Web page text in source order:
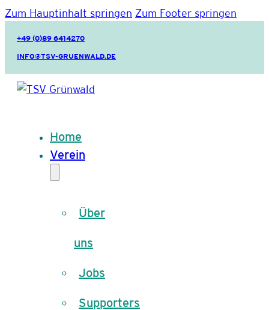
Zum Hauptinhalt springen Zum Footer springen
+49 (0)89 6414270
INFO@TSV-GRUENWALD.DE
Home
Verein
Über
uns
Jobs
Supporters